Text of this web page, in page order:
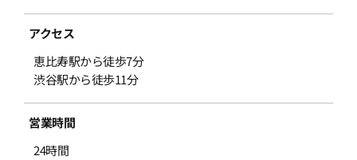
アクセス
恵比寿駅から徒歩7分
渋谷駅から徒歩11分
営業時間
24時間